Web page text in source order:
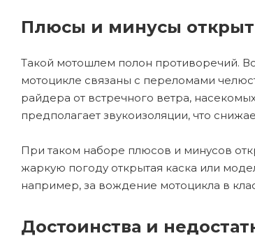
Плюсы и минусы
Такой мотошлем полон противоречий.
мотоцикле связаны с переломами
райдера от встречного ветра,
предполагает звукоизоляции, что
При таком наборе плюсов и минусов
жаркую погоду открытая каска или
например, за вождение мотоцикла в
Достоинства и